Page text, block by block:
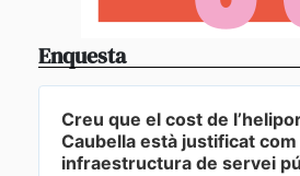
Enquesta
Creu que el cost de
Caubella està justificat com
infraestructura de servei